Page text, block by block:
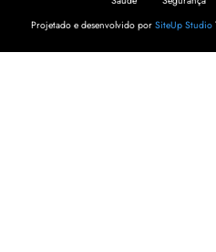
Saúde
Segurança
Projetado e desenvolvido por SiteUp Studio